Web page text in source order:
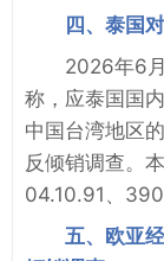
四、泰国
2026年6
称，应泰国国
中国台湾地区
反倾销调查。
04.10.91、
五、欧亚